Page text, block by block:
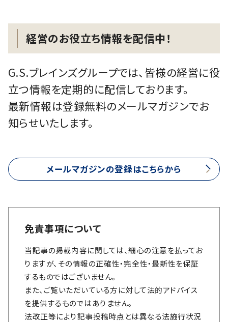
経営のお役立ち情報を配信中！
G.S.ブレインズグループでは、皆様の経営に役
立つ情報を定期的に配信しております。
最新情報は登録無料のメールマガジンでお
知らせいたします。
メールマガジンの登録はこちらから
免責事項について
当記事の掲載内容に関しては、細心の注意を払ってお
りますが、その情報の正確性・完全性・最新性を保証
するものではございません。
また、ご覧いただいている方に対して法的アドバイス
を提供するものではありません。
法改正等により記事投稿時点とは異なる法施行状況